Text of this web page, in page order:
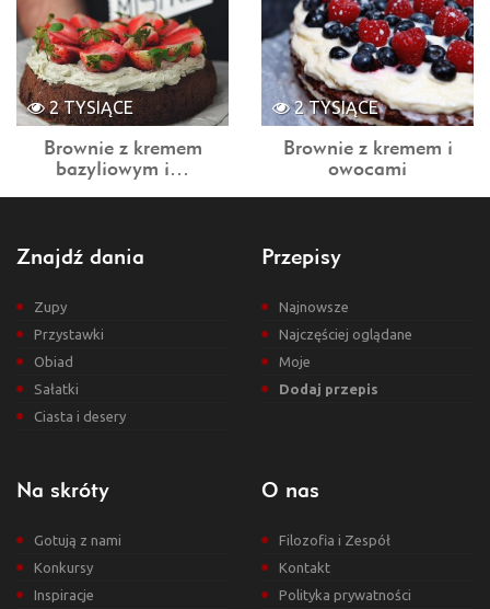
2 TYSIĄCE
Brownie z kremem
bazyliowym i…
2 TYSIĄCE
Brownie z kremem i
owocami
Znajdź dania
Zupy
Przystawki
Obiad
Sałatki
Ciasta i desery
Przepisy
Najnowsze
Najczęściej oglądane
Moje
Dodaj przepis
Na skróty
Gotują z nami
Konkursy
Inspiracje
O nas
Filozofia i Zespół
Kontakt
Polityka prywatności